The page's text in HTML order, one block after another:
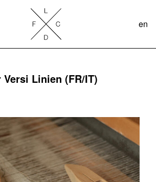
en
Linien (FR/IT)